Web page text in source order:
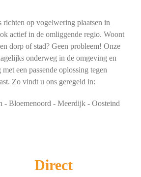
op vogelwering plaatsen in
actief in de omliggende regio. Woont
dorp of stad? Geen probleem! Onze
onderweg in de omgeving en
een passende oplossing tegen
Zo vindt u ons geregeld in:
- Bloemenoord - Meerdijk - Oosteind
Direct